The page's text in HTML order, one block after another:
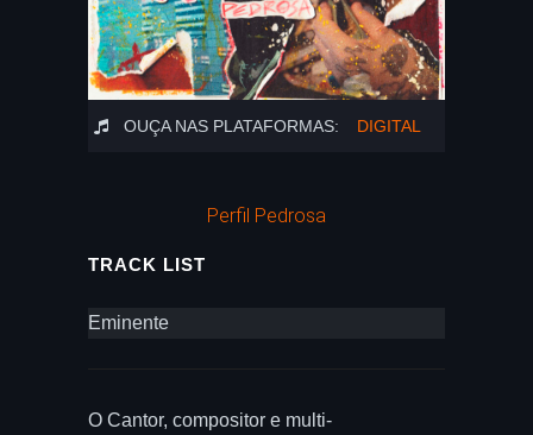
OUÇA NAS PLATAFORMAS: DIGITAL
Perfil Pedrosa
TRACK LIST
Eminente
O Cantor, compositor e multi-